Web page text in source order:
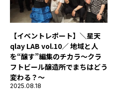
【イベントレポート】＼星天
qlay LAB vol.10／ 地域と人
を“醸す”編集のチカラ〜クラ
フトビール醸造所でまちはどう
変わる？～
2025.08.18